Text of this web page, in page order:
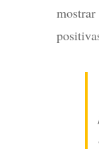
mostrar